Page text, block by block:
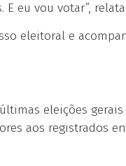
eu vou votar”, relata.
eleitoral e
eleições
aos registrados